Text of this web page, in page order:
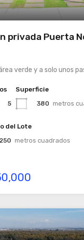
privada Puerta
verde y a solo unos
5
Superficie
380 metros
del Lote
250 metros cuadrados